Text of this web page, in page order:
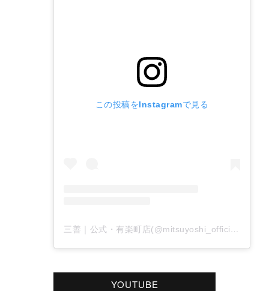
この投稿をInstagramで見る
三善｜公式・有楽町店(@mitsuyoshi_official)がシェアした投稿
YOUTUBE